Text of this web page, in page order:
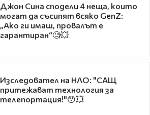
Джон Сина сподели 4 неща, които
могат да съсипят всяко GenZ:
„Ако ги имаш, провалът е
гарантиран“🧐💥
Изследовател на НЛО: "САЩ
притежават технология за
телепортация!"😯💥